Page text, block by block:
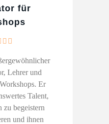
für
Lehrer und
Er
Talent,
zu begeistern
und ihnen